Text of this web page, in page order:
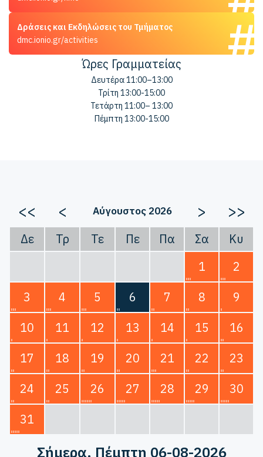
Δράσεις και Εκδηλώσεις του Τμήματος
dmc.ionio.gr/activities
Ώρες Γραμματείας
Δευτέρα 11:00–13:00
Τρίτη 13:00-15:00
Τετάρτη 11:00– 13:00
Πέμπτη 13:00-15:00
<< < Αύγουστος 2026 > >>
Δε Τρ Τε Πε Πα Σα
Κυ
1
2
3
4 5 6 7 8
9
10
11 12 13 14 15
16
17
18 19 20 21 22
23
24
25 26 27 28 29
30
31
Σήμερα, Πέμπτη 06-08-2026